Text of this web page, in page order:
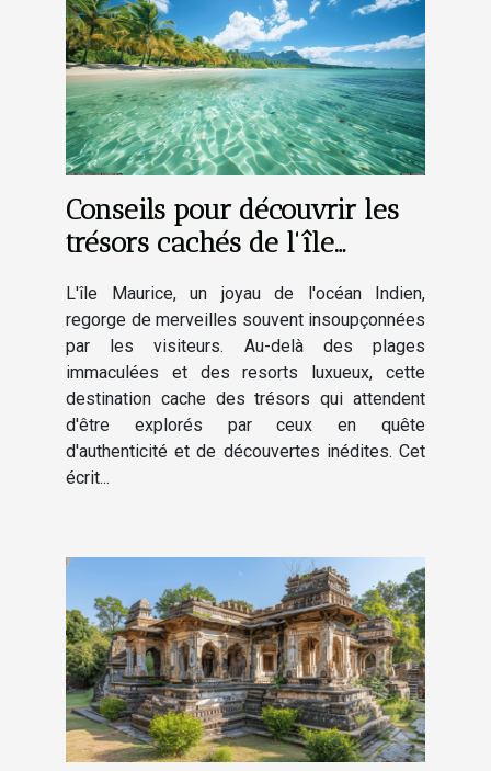
Conseils pour découvrir les
trésors cachés de l'île
L'île Maurice, un joyau de l'océan Indien,
regorge de merveilles souvent insoupçonnées
par les visiteurs. Au-delà des plages
immaculées et des resorts luxueux, cette
destination cache des trésors qui attendent
d'être explorés par ceux en quête
d'authenticité et de découvertes inédites. Cet
écrit...